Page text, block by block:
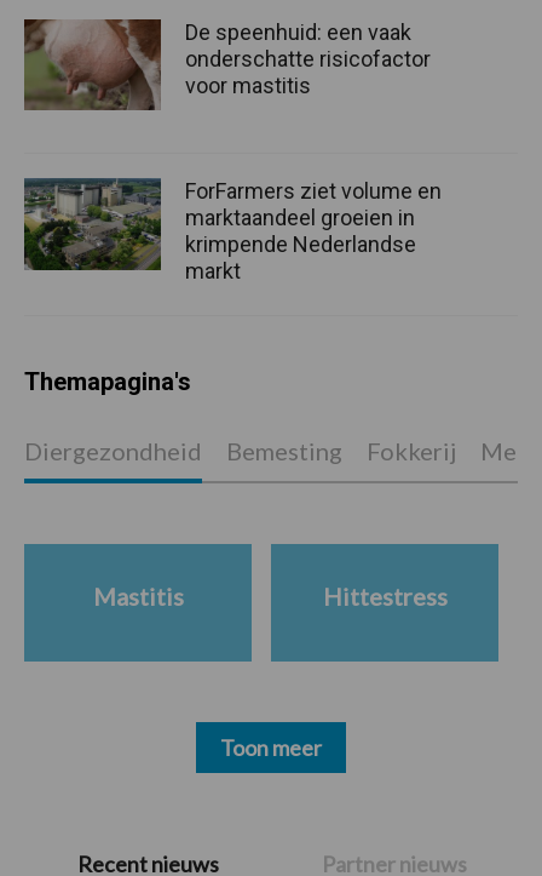
PrimaireRecent nieuws Partner nieuws
De speenhuid: een vaak
onderschatte risicofactor
voor mastitis
ForFarmers ziet volume en
marktaandeel groeien in
krimpende Nederlandse
markt
Themapagina's
Diergezondheid Bemesting Fokkerij
Mastitis Hittestress
Toon meer